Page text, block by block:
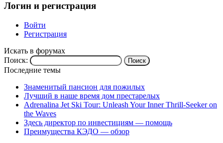
Логин и регистрация
Войти
Регистрация
Искать в форумах
Поиск:
Последние темы
Знаменитый пансион для пожилых
Лучший в наше время дом престарелых
Adrenalina Jet Ski Tour: Unleash Your Inner Thrill-Seeker on
the Waves
Здесь директор по инвестициям — помощь
Преимущества КЭДО — обзор